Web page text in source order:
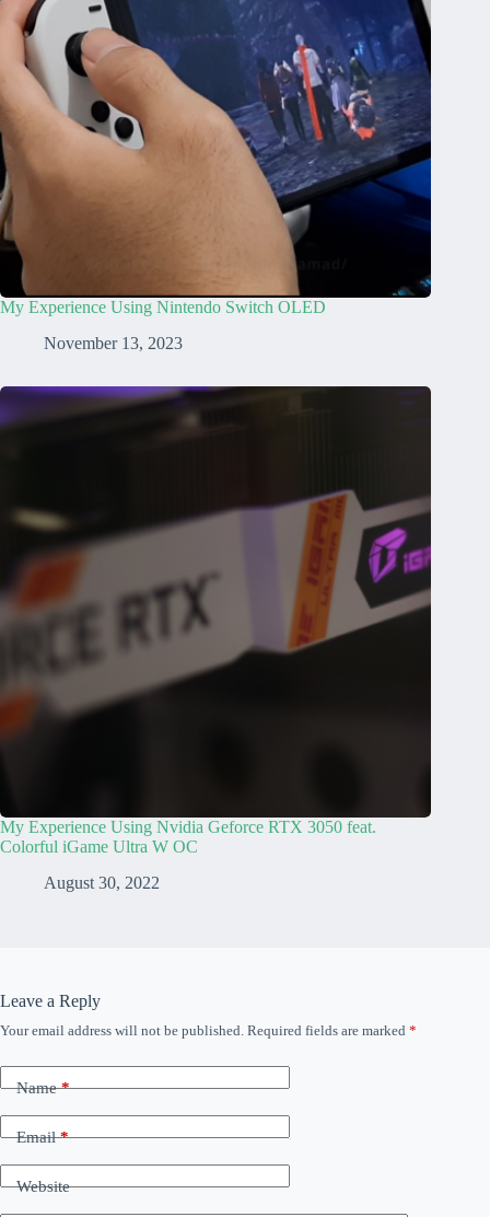
My Experience Using Nintendo Switch OLED
November 13, 2023
My Experience Using Nvidia Geforce RTX 3050 feat.
Colorful iGame Ultra W OC
August 30, 2022
Leave a Reply
Your email address will not be published. Required fields are marked *
Name*
Email*
Website